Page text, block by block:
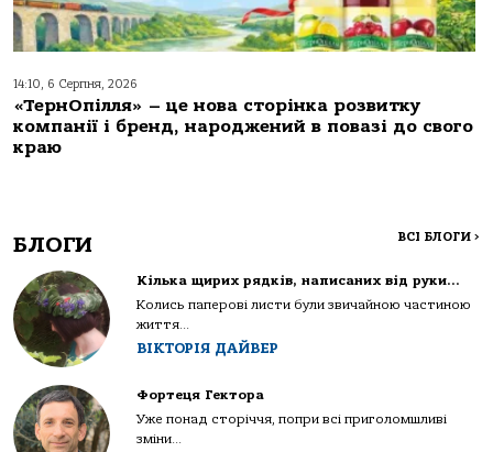
14:10, 6 Серпня, 2026
«ТернОпілля» – це нова сторінка розвитку
компанії і бренд, народжений в повазі до свого
краю
БЛОГИ ВСІ БЛОГИ >
Кілька щирих рядків, написаних від руки…
Колись паперові листи були звичайною частиною
життя...
ВІКТОРІЯ ДАЙВЕР
Фортеця Гектора
Уже понад сторіччя, попри всі приголомшливі
зміни...